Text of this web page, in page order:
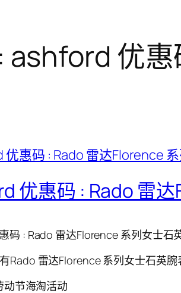
ashford 优
优惠码 : Rado 雷
码 : Rado 雷达Florence 系列女士石
Rado 雷达Florence 系列女士石英
动节海淘活动